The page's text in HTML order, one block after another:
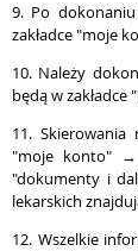
9. Po
zakładce "moje
10. Należy
będą w zakładce
11. Skierowania
"moje konto" →
"dokumenty i
lekarskich
12. Wszelkie